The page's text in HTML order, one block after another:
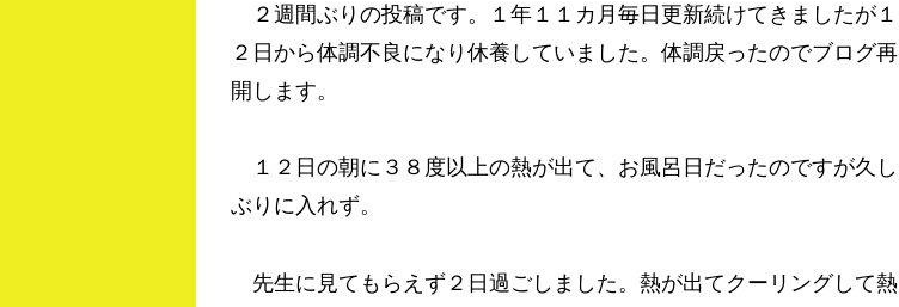
２週間ぶりの投稿です。１年１１カ月毎日更新続けてきましたが１
２日から体調不良になり休養していました。体調戻ったのでブログ再
開します。
１２日の朝に３８度以上の熱が出て、お風呂日だったのですが久し
ぶりに入れず。
先生に見てもらえず２日過ごしました。熱が出てクーリングして熱